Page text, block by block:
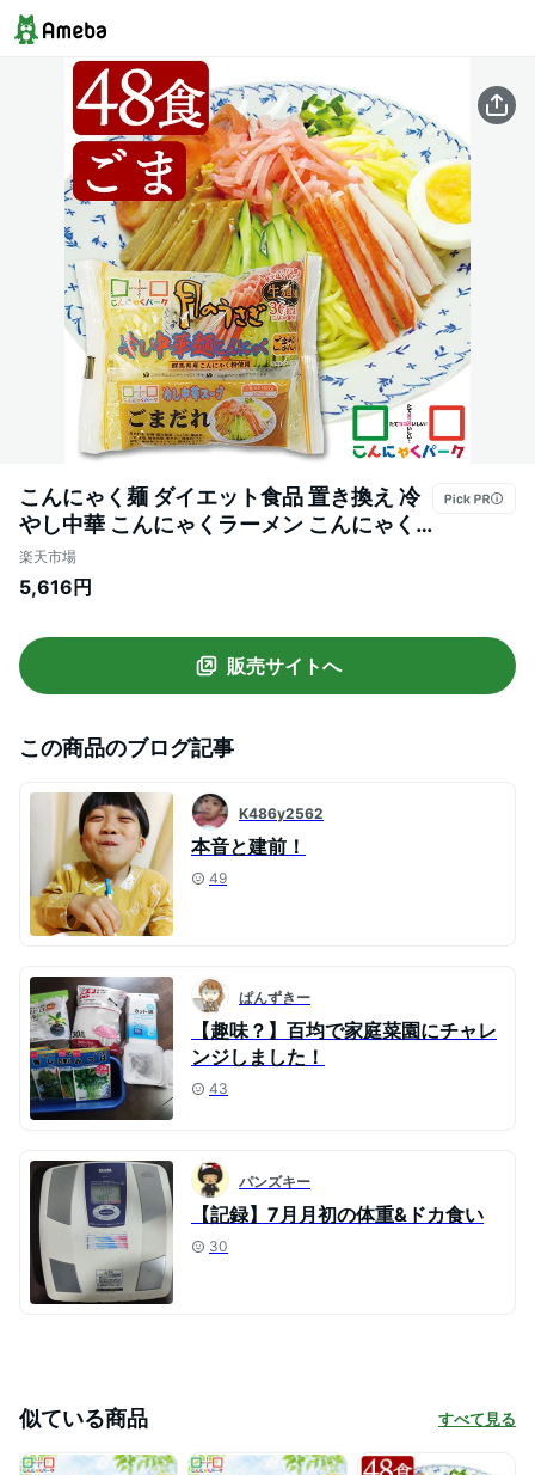
こんにゃく麺 ダイエット食品 置き換え 冷
やし中華 こんにゃくラーメン こんにゃく
パーク 月のうさぎ 冷し中華こんにゃく ご
まだれ 低糖質 糖質オフ 低カロリー こんに
イリーフーズ (170g*48食入)
楽天市場
5,616円
販売サイトへ
この商品のブログ記事
K486y2562
本音と建前！
49
ぱんずきー
【趣味？】百均で家庭菜園にチャレ
ンジしました！
43
パンズキー
【記録】7月月初の体重&ドカ食い
30
似ている商品 すべて見る